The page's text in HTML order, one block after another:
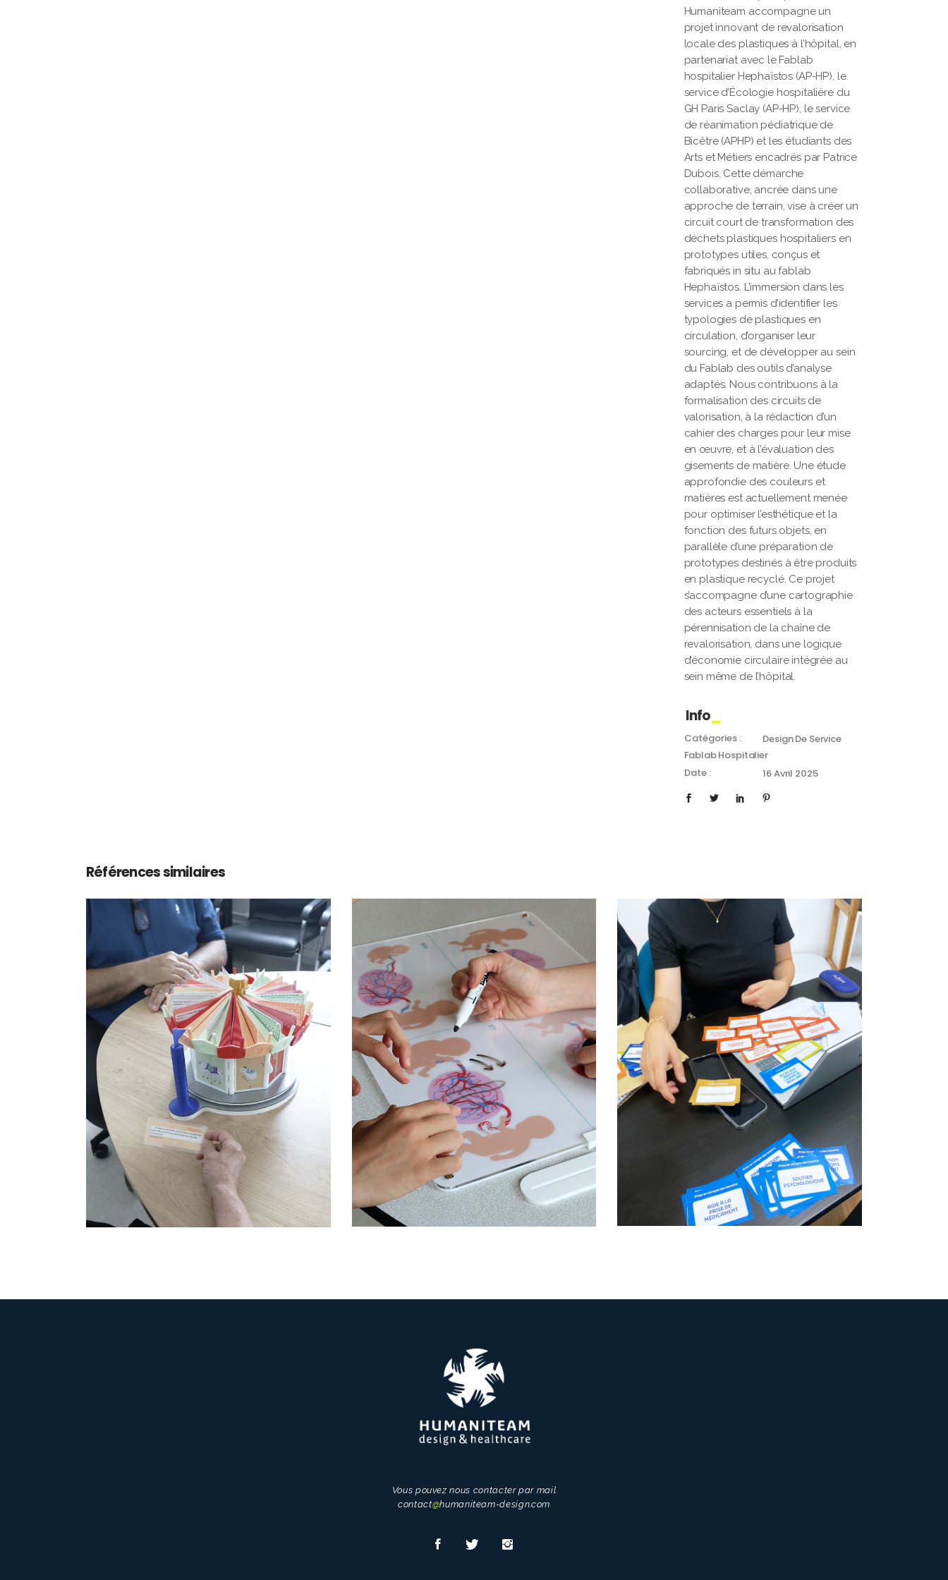
Humaniteam accompagne un
projet innovant de revalorisation
locale des plastiques à l’hôpital, en
partenariat avec le Fablab
hospitalier Hephaïstos (AP-HP), le
service d’Écologie hospitalière du
GH Paris Saclay (AP-HP), le service
de réanimation pédiatrique de
Bicêtre (APHP) et les étudiants des
Arts et Métiers encadrés par Patrice
Dubois. Cette démarche
collaborative, ancrée dans une
approche de terrain, vise à créer un
circuit court de transformation des
déchets plastiques hospitaliers en
prototypes utiles, conçus et
fabriqués in situ au fablab
Hephaïstos. L’immersion dans les
services a permis d’identifier les
typologies de plastiques en
circulation, d’organiser leur
sourcing, et de développer au sein
du Fablab des outils d’analyse
adaptés. Nous contribuons à la
formalisation des circuits de
valorisation, à la rédaction d’un
cahier des charges pour leur mise
en œuvre, et à l’évaluation des
gisements de matière. Une étude
approfondie des couleurs et
matières est actuellement menée
pour optimiser l’esthétique et la
fonction des futurs objets, en
parallèle d’une préparation de
prototypes destinés à être produits
en plastique recyclé. Ce projet
s’accompagne d’une cartographie
des acteurs essentiels à la
pérennisation de la chaîne de
revalorisation, dans une logique
d’économie circulaire intégrée au
sein même de l’hôpital.
Info
Catégories :
Design De Service
Fablab Hospitalier
Date :
16 Avril 2025
Références similaires
Le Tour de Rôle @Centre de
Soins, d’Accompagnement
et de Prévention en
Addictologie de Bicêtre
Design de service
Fablab hospitalier
Outil de dialogue
Obstétrique & Médecine
Foetale @Necker AP-HP
Design de service
Fablab hospitalier
Expérience Patient et
innovation collaborative
thème ‘Orientation’
@ANAP
Design de service
Fablab hospitalier
Vous pouvez nous contacter par mail
contact@humaniteam-design.com